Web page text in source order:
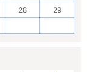
28
29